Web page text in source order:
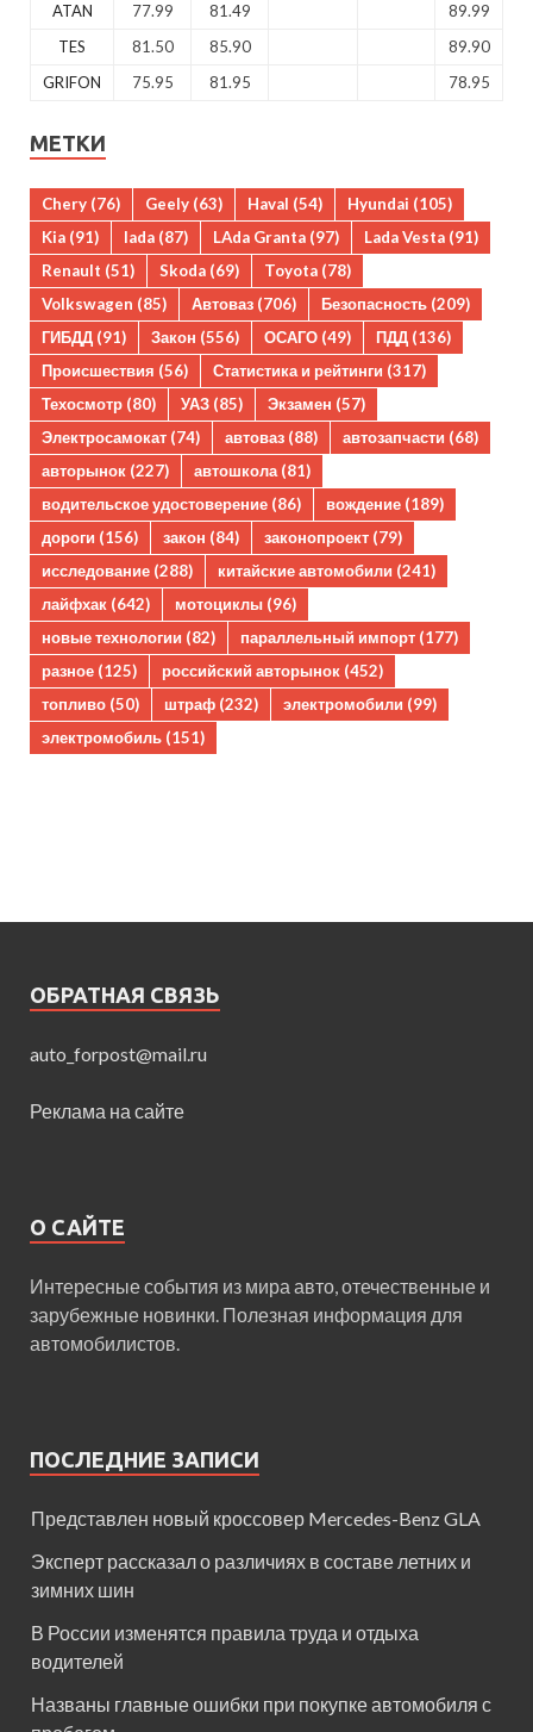
ATAN 77.99 81.49
89.99
TES
81.50 85.90
89.90
GRIFON
75.95 81.95 78.95
МЕТКИ
Chery (76) Geely (63) Haval (54) Hyundai (105)
Kia (91) lada (87) LAda Granta (97) Lada Vesta (91)
Renault (51) Skoda (69) Toyota (78)
Volkswagen (85) Автоваз (706) Безопасность (209)
ГИБДД (91) Закон (556) ОСАГО (49) ПДД (136)
Происшествия (56) Статистика и рейтинги (317)
Техосмотр (80) УАЗ (85) Экзамен (57)
Электросамокат (74) автоваз (88) автозапчасти (68)
авторынок (227) автошкола(81)
водительское удостоверение (86) вождение (189)
дороги (156) закон (84) законопроект (79)
исследование (288) китайские автомобили (241)
лайфхак (642) мотоциклы (96)
новые технологии (82) параллельный импорт (177)
разное (125) российский авторынок (452)
топливо (50) штраф (232) электромобили (99)
электромобиль (151)
ОБРАТНАЯ СВЯЗЬ
auto_forpost@mail.ru
Реклама на сайте
О САЙТЕ
Интересные события из мира авто, отечественные и
зарубежные новинки. Полезная информация для
автомобилистов.
ПОСЛЕДНИЕ ЗАПИСИ
Представлен новый кроссовер Mercedes-Benz GLA
Эксперт рассказал о различиях в составе летних и
зимних шин
В России изменятся правила труда и отдыха
водителей
Названы главные ошибки при покупке автомобиля с